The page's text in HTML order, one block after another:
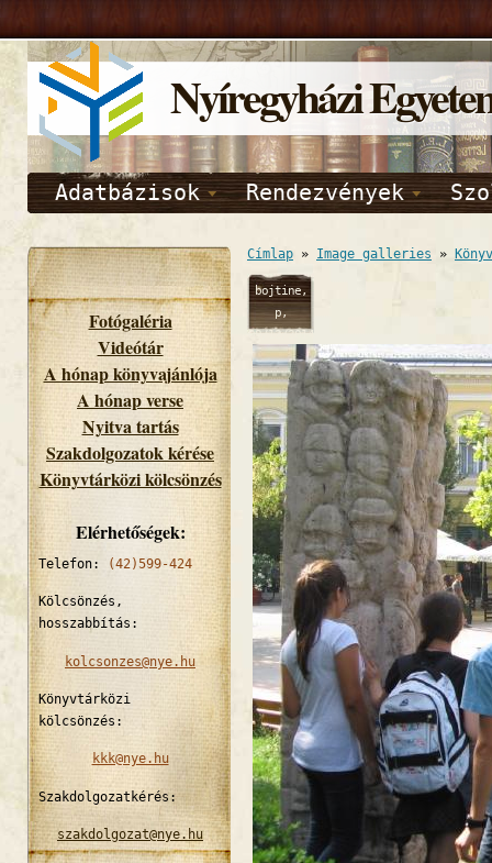
Nyíregyházi
Adatbázisok Rendezvények
Fotógaléria
Videótár
A hónap könyvajánlója
A hónap verse
Nyitva tartás
Szakdolgozatok kérése
Könyvtárközi kölcsönzés
Elérhetőségek:
Telefon: (42)599-424
Kölcsönzés,
hosszabbítás:
kolcsonzes@nye.hu
Könyvtárközi
kölcsönzés:
kkk@nye.hu
Szakdolgozatkérés:
szakdolgozat@nye.hu
Címlap » Image galleries »
bojtine,
p,
09/12/2014
- 09:41